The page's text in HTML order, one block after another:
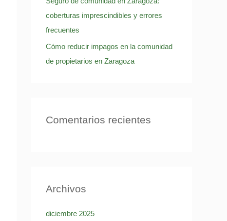
coberturas imprescindibles y errores
frecuentes
Cómo reducir impagos en la comunidad
de propietarios en Zaragoza
Comentarios recientes
Archivos
diciembre 2025